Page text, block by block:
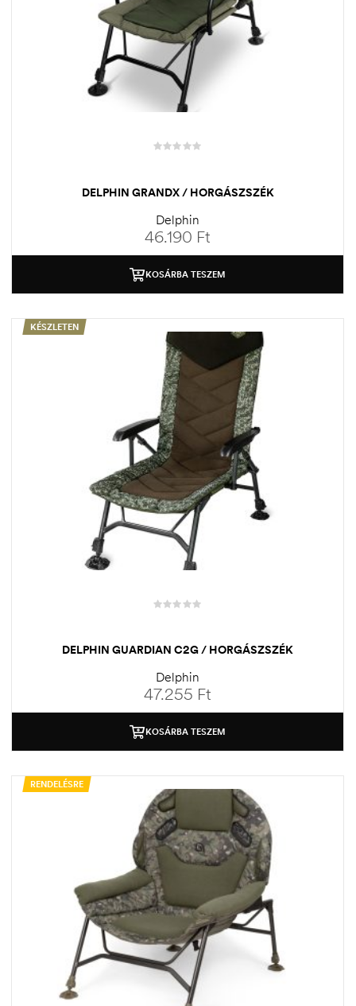
DELPHIN GRANDX / HORGÁSZSZÉK
Delphin
46.190 Ft
KOSÁRBA TESZEM
KÉSZLETEN
DELPHIN GUARDIAN C2G / HORGÁSZSZÉK
Delphin
47.255 Ft
KOSÁRBA TESZEM
RENDELÉSRE